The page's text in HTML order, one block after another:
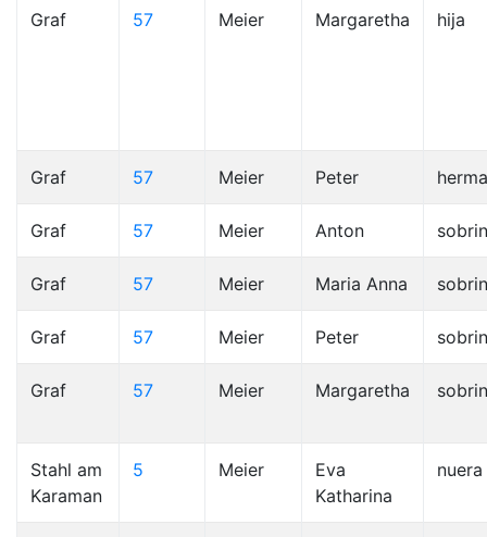
Graf 57 Meier Margaretha hija
Graf 57 Meier Peter
Graf 57 Meier Anton
Graf 57 Meier Maria Anna
Graf 57 Meier Peter
Graf 57 Meier Margaretha
Stahl am
Karaman
5 Meier
Eva
Katharina
nuera